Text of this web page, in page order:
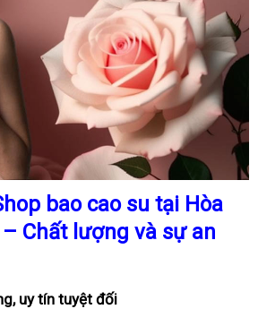
bao cao su tại Hòa
Chất lượng và sự an
uy tín tuyệt đối